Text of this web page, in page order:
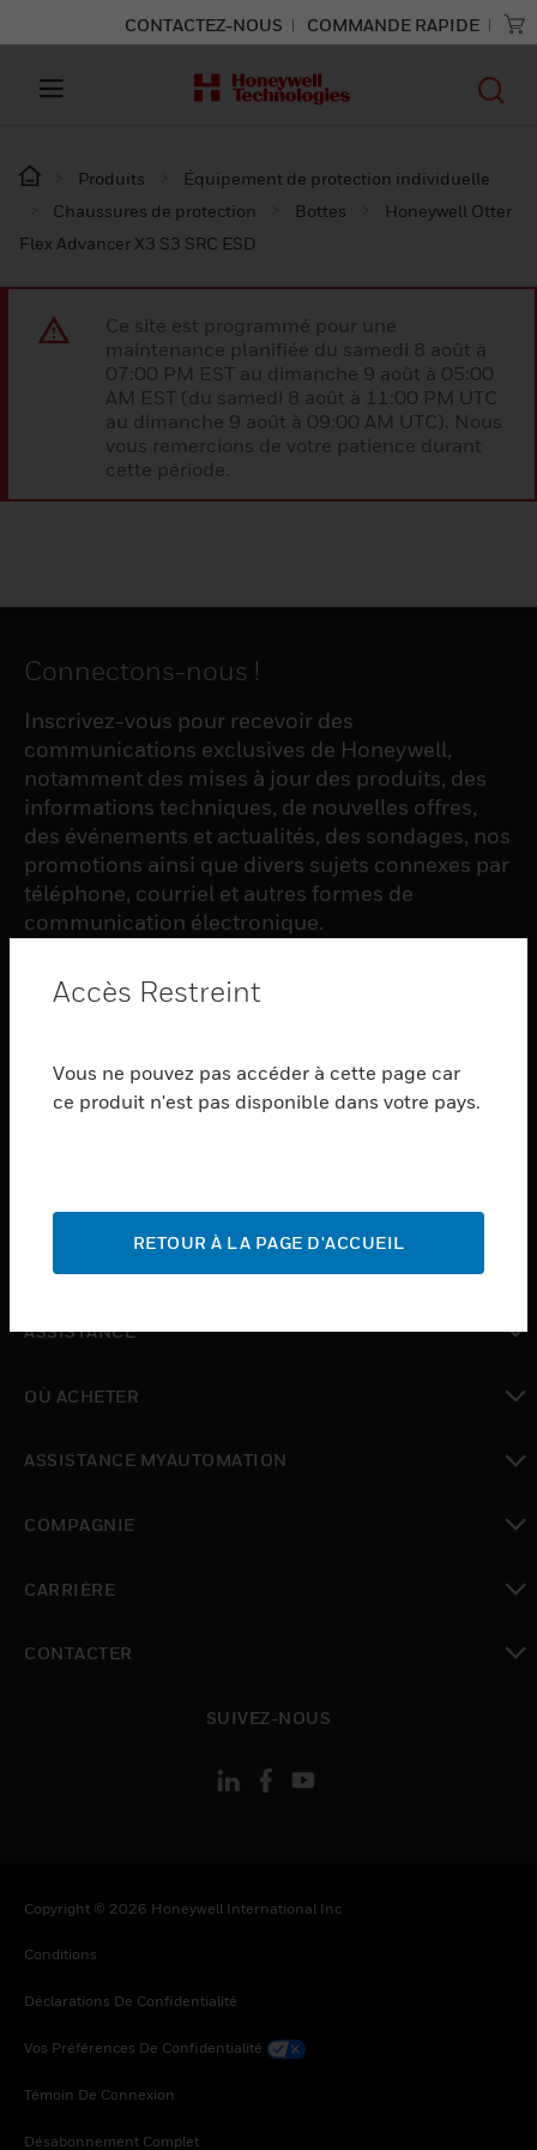
CONTACTEZ-NOUS COMMANDE RAPIDE
Produits
Équipement de protection individuelle
Chaussures de protection
Bottes
Honeywell Otter
Flex Advancer X3 S3 SRC ESD
Ce site est programmé pour une
maintenance planifiée du samedi 8 août à
07:00 PM EST au dimanche 9 août à 05:00
AM EST (du samedi 8 août à 11:00 PM UTC
au dimanche 9 août à 09:00 AM UTC). Nous
vous remercions de votre patience durant
cette période.
Connectons-nous !
Inscrivez-vous pour recevoir des
communications exclusives de Honeywell,
notamment des mises à jour des produits, des
informations techniques, de nouvelles offres,
des événements et actualités, des sondages, nos
promotions ainsi que divers sujets connexes par
téléphone, courriel et autres formes de
communication électronique.
S'INSCRIRE
PRODUCTS
toggle view
INDUSTRIES
ASSISTANCE
OÙ ACHETER
ASSISTANCE MYAUTOMATION
COMPAGNIE
CARRIÈRE
CONTACTER
SUIVEZ-NOUS
Copyright © 2026 Honeywell International Inc
Conditions
Déclarations De Confidentialité
Vos Préférences De Confidentialité
Témoin De Connexion
Désabonnement Complet
Accès Restreint
Vous ne pouvez pas accéder à cette page car
ce produit n'est pas disponible dans votre pays.
RETOUR À LA PAGE D'ACCUEIL